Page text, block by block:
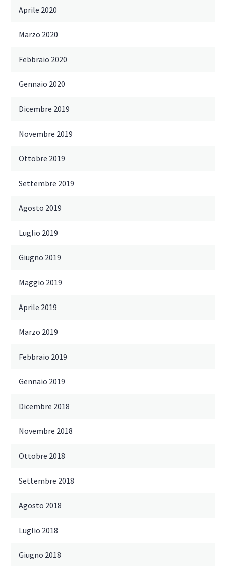
Aprile 2020
Marzo 2020
Febbraio 2020
Gennaio 2020
Dicembre 2019
Novembre 2019
Ottobre 2019
Settembre 2019
Agosto 2019
Luglio 2019
Giugno 2019
Maggio 2019
Aprile 2019
Marzo 2019
Febbraio 2019
Gennaio 2019
Dicembre 2018
Novembre 2018
Ottobre 2018
Settembre 2018
Agosto 2018
Luglio 2018
Giugno 2018